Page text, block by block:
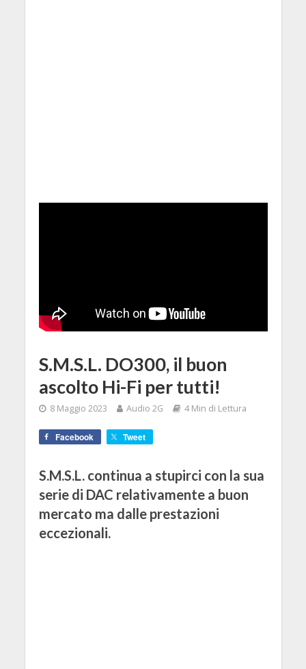
S.M.S.L. DO300, il buon
ascolto Hi-Fi per tutti!
8 Maggio 2023 Audio 2G 4 Min di Lettura
Facebook Tweet
S.M.S.L. continua a stupirci con la sua
serie di DAC relativamente a buon
mercato ma dalle prestazioni
eccezionali.